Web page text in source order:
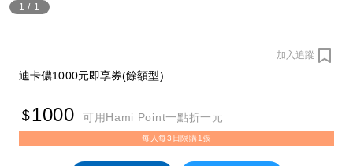
1 / 1
加入追蹤
迪卡儂1000元即享券(餘額型)
1000 可用Hami Point一點折一元
每人每3日限購1張